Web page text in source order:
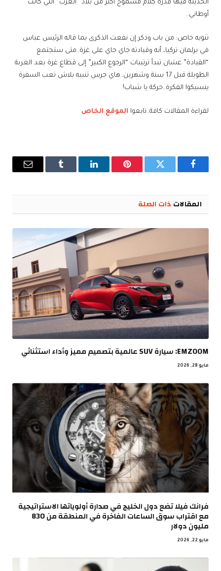
الحديثة فيها قدرة كلام مسموح أكثر من بلاد “العرب” اللي كانت
أوطاني..
تنويه خاص: من باب وذكر إن نفعت الذكرى بما قاله الرئيس عباس
في برلمان تركيا، أنه وقيادته جاي جاي على غزة..متى ستجتمع
“القيادة” عشان تبدأ ترتيبات “الرجوع الكبير” إلى قطاع غزة بعد الغربة
الطويلة قبل 17 سنة وشهرين..هاي جرس تنبيه بلاش تعب السفرة
ينسيكوا الفكرة..حركة يا شباب!
لقراءة المقالات كافة..تابعوا الموقع الخاص
فيسبوك تويتر بينتيريستلينكدإن Tumblr
البريد
المقالات ذات الصلة
EMZOOM: سيارة SUV عالمية بتصميم مميز وأداء استثنائي
مايو 28, 2026
فرانك فيلا تضع دول الخليج في صدارة أولوياتها الاستراتيجية
مع اقتراب سوق الساعات الفاخرة في المنطقة من 830
مليون دولار
مايو 22, 2026